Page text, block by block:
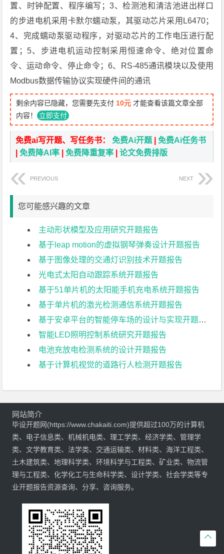
置、时钟配置、程序编写；3、检测池和清洁池进出样口
的步进电机采用卡默尔蠕动泵，其驱动芯片采用L6470；
4、完成蠕动泵驱动程序，对驱动芯片的工作电压进行配
置；5、步进电机运动控制采用恒速命令、绝对位置命
令、运动命令、停止命令；6、RS-485通讯模块以及使用
Modbus数据传输协议实现硬件间的通讯
剩余内容已隐藏，您需要先支付 10元 才能查看该篇文章全部
内容！ 立即支付
免费ai写开题、写任务书：免费Ai开题 |免费Ai任务书
|免费降AI率 |免费降重复率 |论文免费排版
PREVIOUS NEXT
您可能感兴趣的文章
主动形状模型及应用研究开题报告
基于leap motion的虚拟钢琴弹奏设计开题报告
基于图像处理的交通灯识别技术开题报告
光电式太阳自动跟踪系统开题报告
基于51单片机的太阳能手机充电系统开题报告
基于单片机的激光检测通信系统开题报告
基于安卓平台的智能停车场的设计与实现开题报告
智能LED照明控制系统研究开题报告
电池充放电检测系统的设计开题报告
基于计算机视觉的道路行人检测开题报告

网站简介
毕设开题网(https://www.chakaiti.com)提供超过100万的计算机
类、电子信息类、机械机电类、理工学类、经济学类、管理学
类、文学教育类、法学类、交通运输类、材料类、海洋工程类、
土木建筑类、地理科学类、环境科学与工程类、矿业类、物流管
理与工程类、化学化工与生命科学类、设计学类、社会学类等专
业开题报告资源查询、分享、咨询服务。